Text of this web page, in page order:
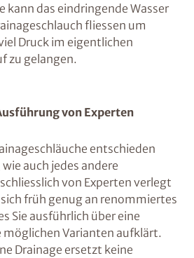
kann das eindringende Wasser
fliessen um
Druck im eigentlichen
zu gelangen.
von Experten
entschieden
auch jedes andere
von Experten verlegt
früh genug an renommiertes
Sie ausführlich über eine
möglichen Varianten aufklärt.
Drainage ersetzt keine